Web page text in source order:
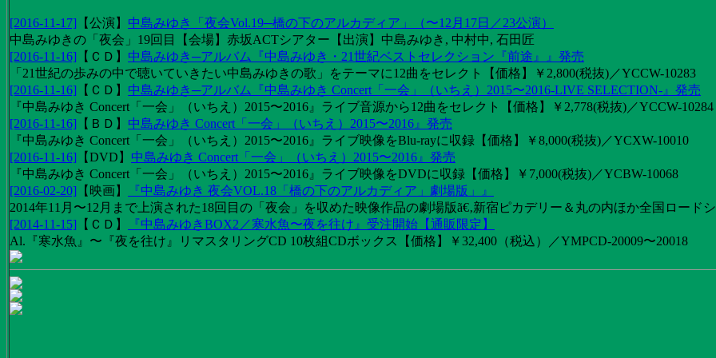
[2016-11-17] 【公演】 中島みゆき「夜会Vol.19─橋の下のアルカディア」（〜12月17日／23公演）
中島みゆきの「夜会」19回目【会場】赤坂ACTシアター【出演】中島みゆき, 中村中, 石田匠
[2016-11-16] 【 ＣＤ 】 中島みゆき─アルバム『中島みゆき・21世紀ベストセレクション『前途』』発売
「21世紀の歩みの中で聴いていきたい中島みゆきの歌」をテーマに12曲をセレクト【価格】￥2,800(税抜)／YCCW-10283
[2016-11-16] 【 ＣＤ 】 中島みゆき─アルバム『中島みゆき Concert「一会」（いちえ）2015〜2016-LIVE SELECTION-』発売
『中島みゆき Concert「一会」（いちえ）2015〜2016』ライブ音源から12曲をセレクト【価格】￥2,778(税抜)／YCCW-10284
[2016-11-16] 【 ＢＤ 】 中島みゆき Concert「一会」（いちえ）2015〜2016』発売
『中島みゆき Concert「一会」（いちえ）2015〜2016』ライブ映像をBlu-rayに収録【価格】￥8,000(税抜)／YCXW-10010
[2016-11-16] 【DVD 】 中島みゆき Concert「一会」（いちえ）2015〜2016』発売
『中島みゆき Concert「一会」（いちえ）2015〜2016』ライブ映像をDVDに収録【価格】￥7,000(税抜)／YCBW-10068
[2016-02-20] 【 映画】
『中島みゆき 夜会VOL.18「橋の下のアルカディア」劇場版」』
2014年11月〜12月まで上演された18回目の「夜会」を収めた映像作品の劇場版ã€‚新宿ピカデリー＆丸の内ほか全国ロード
[2014-11-15] 【 ＣＤ 】
『中島みゆきBOX2／寒水魚〜夜を往け』受注開始【通販限定】
Al.『寒水魚』〜『夜を往け』リマスタリングCD 10枚組CDボックス【価格】￥32,400（税込）／YMPCD-20009〜20018